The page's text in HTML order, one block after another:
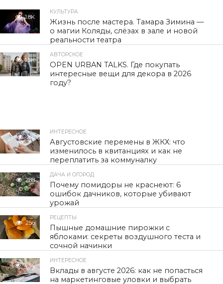
1.8K
КУЛЬТУРА
Жизнь после мастера. Тамара Зимина —
о магии Коляды, слёзах в зале и новой
реальности театра
1.5K
АВТОРСКОЕ
OPEN URBAN TALKS. Где покупать
интересные вещи для декора в 2026
году?
291
ИНТЕРЕСНОЕ
Августовские перемены в ЖКХ: что
изменилось в квитанциях и как не
переплатить за коммуналку
288
ДАЧА И ОГОРОД
Почему помидоры не краснеют: 6
ошибок дачников, которые убивают
урожай
256
РЕЦЕПТЫ
Пышные домашние пирожки с
яблоками: секреты воздушного теста и
сочной начинки
434
ИНТЕРЕСНОЕ
Вклады в августе 2026: как не попасться
на маркетинговые уловки и выбрать